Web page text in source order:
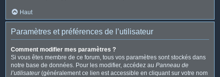
Haut
Paramètres et préférences de l’utilisateur
Comment modifier mes paramètres ?
Si vous êtes membre de ce forum, tous vos paramètres sont stockés dans
notre base de données. Pour les modifier, accédez au Panneau de
l’utilisateur(généralement ce lien est accessible en cliquant sur votre nom